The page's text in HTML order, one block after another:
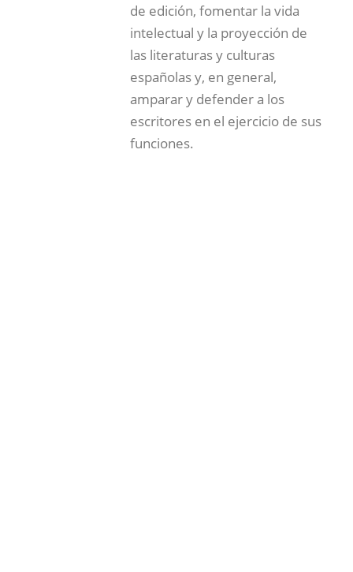
de edición, fomentar la vida
intelectual y la proyección de
las literaturas y culturas
españolas y, en general,
amparar y defender a los
escritores en el ejercicio de sus
funciones.